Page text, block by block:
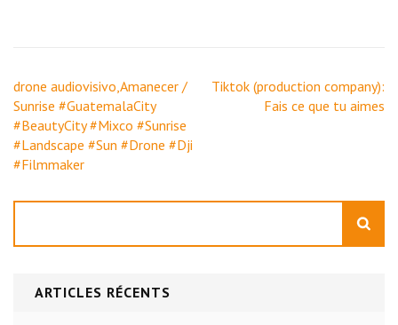
Navigation
de
l’article
drone audiovisivo,Amanecer /
Sunrise #GuatemalaCity
#BeautyCity #Mixco #Sunrise
#Landscape #Sun #Drone #Dji
#Filmmaker
Tiktok (production company):
Fais ce que tu aimes
ARTICLES RÉCENTS